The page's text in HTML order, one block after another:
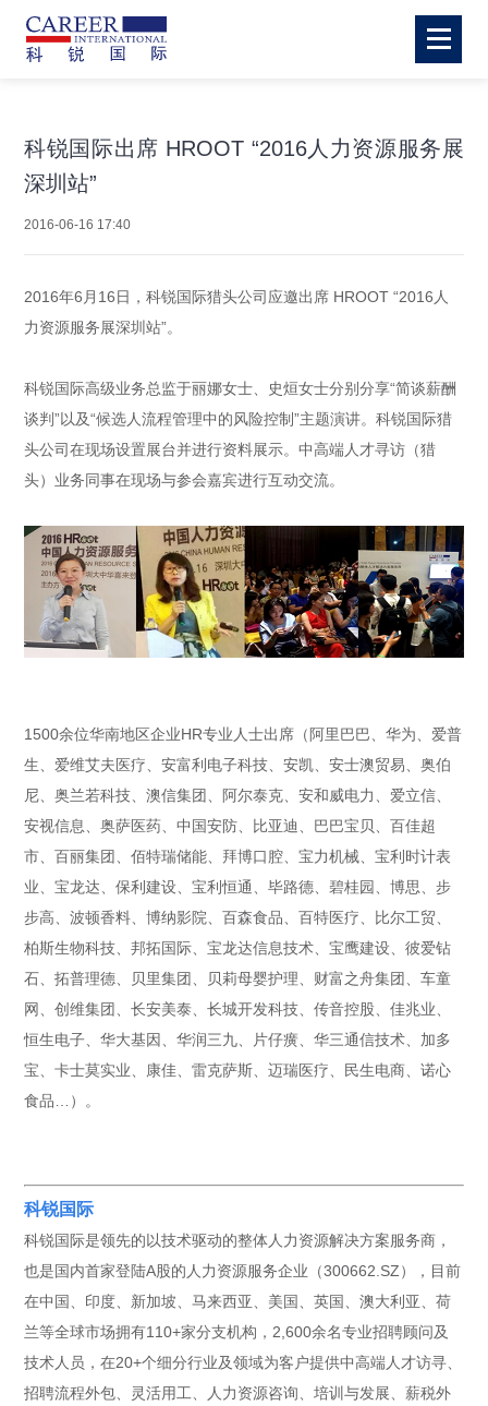
科锐国际出席 HROOT “2016人力资源服务展
深圳站”
2016-06-16 17:40
2016年6月16日，科锐国际猎头公司应邀出席 HROOT “2016人
力资源服务展深圳站”。
科锐国际高级业务总监于丽娜女士、史烜女士分别分享“简谈薪酬
谈判”以及“候选人流程管理中的风险控制”主题演讲。科锐国际猎
头公司在现场设置展台并进行资料展示。中高端人才寻访（猎
头）业务同事在现场与参会嘉宾进行互动交流。
1500余位华南地区企业HR专业人士出席（阿里巴巴、华为、爱普
生、爱维艾夫医疗、安富利电子科技、安凯、安士澳贸易、奥伯
尼、奥兰若科技、澳信集团、阿尔泰克、安和威电力、爱立信、
安视信息、奥萨医药、中国安防、比亚迪、巴巴宝贝、百佳超
市、百丽集团、佰特瑞储能、拜博口腔、宝力机械、宝利时计表
业、宝龙达、保利建设、宝利恒通、毕路德、碧桂园、博思、步
步高、波顿香料、博纳影院、百森食品、百特医疗、比尔工贸、
柏斯生物科技、邦拓国际、宝龙达信息技术、宝鹰建设、彼爱钻
石、拓普理德、贝里集团、贝莉母婴护理、财富之舟集团、车童
网、创维集团、长安美泰、长城开发科技、传音控股、佳兆业、
恒生电子、华大基因、华润三九、片仔癀、华三通信技术、加多
宝、卡士莫实业、康佳、雷克萨斯、迈瑞医疗、民生电商、诺心
食品…）。
科锐国际
科锐国际是领先的以技术驱动的整体人力资源解决方案服务商，
也是国内首家登陆A股的人力资源服务企业（300662.SZ），目前
在中国、印度、新加坡、马来西亚、美国、英国、澳大利亚、荷
兰等全球市场拥有110+家分支机构，2,600余名专业招聘顾问及
技术人员，在20+个细分行业及领域为客户提供中高端人才访寻、
招聘流程外包、灵活用工、人力资源咨询、培训与发展、薪税外